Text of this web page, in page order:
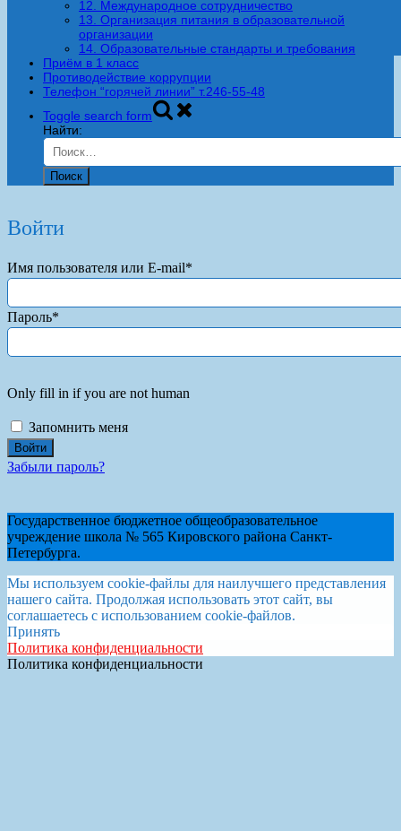
12. Международное сотрудничество
13. Организация питания в образовательной
организации
14. Образовательные стандарты и требования
Приём в 1 класс
Противодействие коррупции
Телефон “горячей линии” т.246-55-48
Toggle search form
Найти:
Войти
Имя пользователя или E-mail*
Пароль*
Only fill in if you are not human
Запомнить меня
Забыли пароль?
Государственное бюджетное общеобразовательное
учреждение школа № 565 Кировского района Санкт-
Петербурга.
Мы используем cookie-файлы для наилучшего представления
нашего сайта. Продолжая использовать этот сайт, вы
соглашаетесь с использованием cookie-файлов.
Принять
Политика конфиденциальности
Политика конфиденциальности